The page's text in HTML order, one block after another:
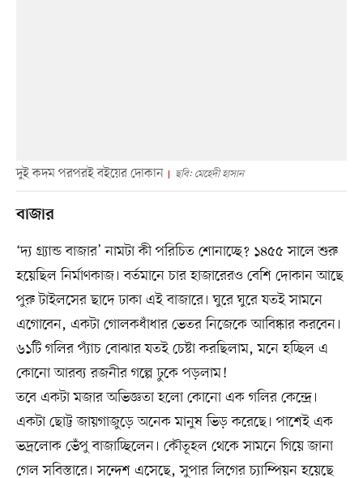
দুই কদম পরপরই বইয়ের দোকান ছবি: মেহেদী হাসান
বাজার
‘দ্য গ্র্যান্ড বাজার’ নামটা কী পরিচিত শোনাচ্ছে? ১৪৫৫ সালে শুরু
হয়েছিল নির্মাণকাজ। বর্তমানে চার হাজারেরও বেশি দোকান আছে
পুরু টাইলসের ছাদে ঢাকা এই বাজারে। ঘুরে ঘুরে যতই সামনে
এগোবেন, একটা গোলকধাঁধার ভেতর নিজেকে আবিষ্কার করবেন।
৬১টি গলির প্যাঁচ বোঝার যতই চেষ্টা করছিলাম, মনে হচ্ছিল এ
কোনো আরব্য রজনীর গল্পে ঢুকে পড়লাম!
তবে একটা মজার অভিজ্ঞতা হলো কোনো এক গলির কেন্দ্রে।
একটা ছোট্ট জায়গাজুড়ে অনেক মানুষ ভিড় করেছে। পাশেই এক
ভদ্রলোক ভেঁপু বাজাচ্ছিলেন। কৌতূহল থেকে সামনে গিয়ে জানা
গেল সবিস্তারে। সন্দেশ এসেছে, সুপার লিগের চ্যাম্পিয়ন হয়েছে